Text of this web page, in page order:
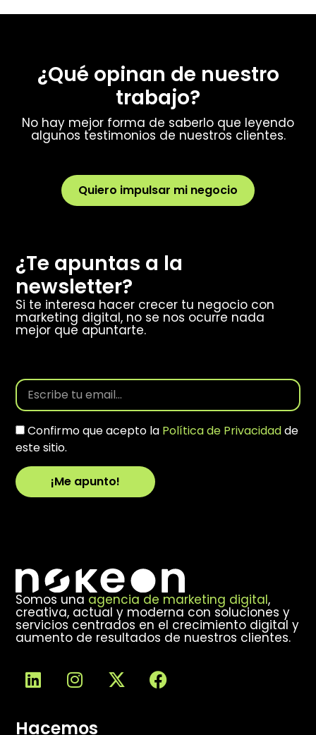
¿Qué opinan de nuestro
trabajo?
No hay mejor forma de saberlo que leyendo
algunos testimonios de nuestros clientes.
Quiero impulsar mi negocio
¿Te apuntas a la
newsletter?
Si te interesa hacer crecer tu negocio con
marketing digital, no se nos ocurre nada
mejor que apuntarte.
Confirmo que acepto la Política de Privacidadde
este sitio.
¡Me apunto!
Somos una agencia de marketing digital,
creativa, actual y moderna con soluciones y
servicios centrados en el crecimiento digital y
aumento de resultados de nuestros clientes.
Hacemos